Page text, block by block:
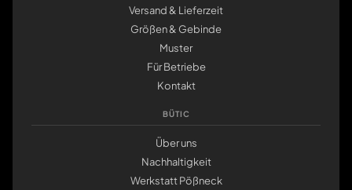
Versand & Lieferzeit
Größen & Gebinde
Muster
Für Betriebe
Kontakt
BÜTIC
Über uns
Nachhaltigkeit
Werkstatt Pößneck